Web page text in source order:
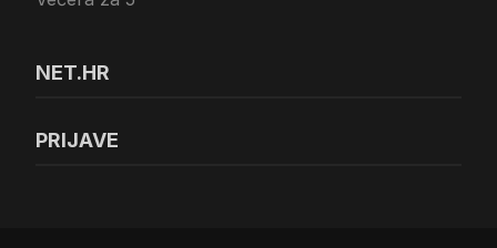
NET.HR
PRIJAVE